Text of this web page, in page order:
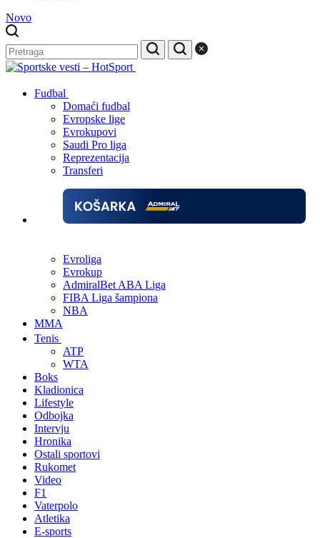
Novo
Fudbal
Domaći fudbal
Evropske lige
Evrokupovi
Saudi Pro liga
Reprezentacija
Transferi
Evroliga
Evrokup
AdmiralBet ABA Liga
FIBA Liga šampiona
NBA
MMA
Tenis
ATP
WTA
Boks
Kladionica
Lifestyle
Odbojka
Intervju
Hronika
Ostali sportovi
Rukomet
Video
F1
Vaterpolo
Atletika
E-sports